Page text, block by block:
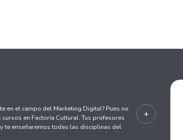
en el campo del Marketing Digital? Pues no
en Factoría Cultural. Tus profesores
te enseñaremos todas las disciplinas del
+